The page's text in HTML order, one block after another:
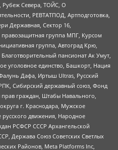
Рубеж Севера, ТОЙС, О
РЕВТАТПОД, Артподготовка,
Державная, Сектор 16,
группа МПГ, Курсом
группа, Автоград Крю,
пансионат Ак Умут,
уголовное единство, Башкорт, Нация
Дафа, Иртыш Ultras, Русский
Сибирский державный союз, Фонд
граждан, Штабы Навального,
г. Краснодара, Мужское
движения, Народное
РСФСР СССР Архангельской
Держава Союз Советских Светлых
Районов, Meta Platforms Inc,